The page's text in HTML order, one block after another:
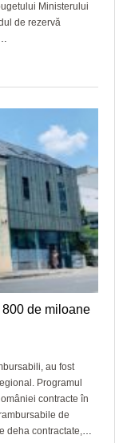
Ministerului
de rezervă
de miloane
au fost
Programul
contracte în
de
deha contractate,